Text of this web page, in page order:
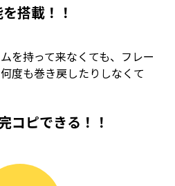
搭載！！
を持って来なくても、フレー
度も巻き戻したりしなくて
コピできる！！